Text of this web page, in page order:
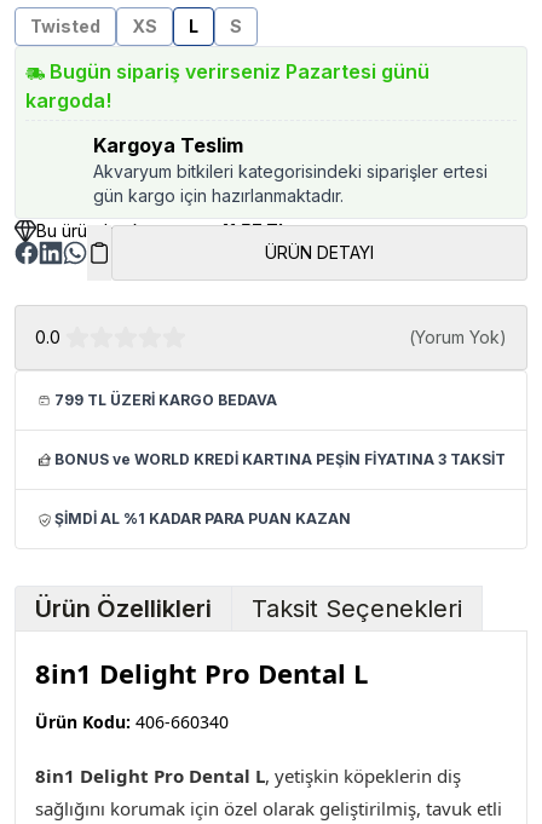
Twisted
XS L S
Bugün sipariş verirseniz Pazartesi günü
kargoda!
Kargoya Teslim
Akvaryum bitkileri kategorisindeki siparişler ertesi
gün kargo için hazırlanmaktadır.
Bu üründen kazancınız41.57 TL
ÜRÜN DETAYI
0.0 (Yorum Yok)
799 TL ÜZERİ KARGO BEDAVA
BONUS ve WORLD KREDİ KARTINA PEŞİN FİYATINA 3 TAKSİT
ŞİMDİ AL %1 KADAR PARA PUAN KAZAN
Ürün Özellikleri Taksit Seçenekleri
8in1 Delight Pro Dental L
Ürün Kodu: 406-660340
8in1 Delight Pro Dental L, yetişkin köpeklerin diş
sağlığını korumak için özel olarak geliştirilmiş, tavuk etli